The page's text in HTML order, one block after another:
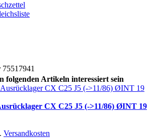
75517941
folgenden Artikeln interessiert sein
CX C25 J5 (->11/86) ØINT 19
Versandkosten